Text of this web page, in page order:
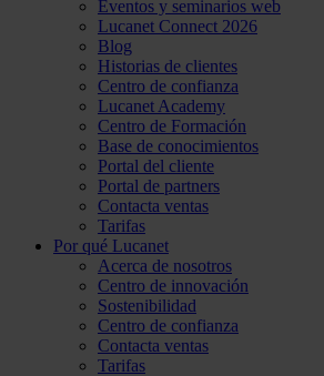
Eventos y seminarios web
Lucanet Connect 2026
Blog
Historias de clientes
Centro de confianza
Lucanet Academy
Centro de Formación
Base de conocimientos
Portal del cliente
Portal de partners
Contacta ventas
Tarifas
Por qué Lucanet
Acerca de nosotros
Centro de innovación
Sostenibilidad
Centro de confianza
Contacta ventas
Tarifas